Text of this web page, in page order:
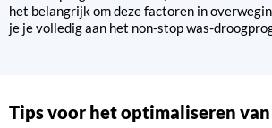
het belangrijk om deze factoren in
je je volledig aan het non-stop was-
Tips voor het optimaliseren van het non-stop